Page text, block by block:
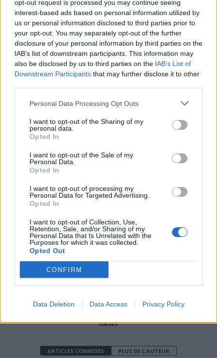
opt-out request is processed you may continue seeing
interest-based ads based on personal information utilized by
us or personal information disclosed to third parties prior to
your opt-out. You may separately opt-out of the further
disclosure of your personal information by third parties on the
IAB’s list of downstream participants. This information may
also be disclosed by us to third parties on the IAB’s List of
Downstream Participants that may further disclose it to other
Personal Data Processing Opt Outs
I want to opt-out of the Sharing of my
personal data.
Opted In
I want to opt-out of the Sale of my
Personal Data.
Opted In
I want to opt-out of processing my
Personal Data for Targeted Advertising.
Opted In
I want to opt-out of Collection, Use,
Retention, Sale, and/or Sharing of my
Personal Data that Is Unrelated with the
Purposes for which it was collected.
Opted Out
CONFIRM
Data Deletion Data Access Privacy Policy
lentement mais sûrement au déclin cognitif.
Le déficit de sommeil est également associé à un risque accru de
problèmes cardiovasculaires, de surpoids, d’obésité, de diabète de
type 2, ainsi qu’à des troubles comme l’anxiété ou la dépression. Il
est recommandé de dormir entre sept et huit heures chaque nuit.
téléphone. Évitez les repas lourds ou tardifs, les sujets anxiogènes,
d’un bain avant de dormir.
Article précédent
découvrez ses symptômes
et risques cachés
vraiment nuire à votre
news
ARTICLES CONNEXES PLUS DE L'AUTEUR